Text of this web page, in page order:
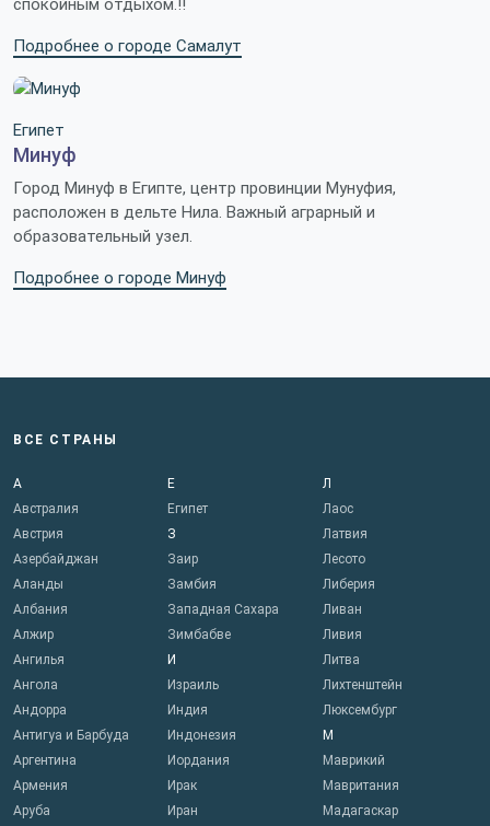
спокойным отдыхом.!!
Подробнее о городе Самалут
Египет
Минуф
Город Минуф в Египте, центр провинции Мунуфия,
расположен в дельте Нила. Важный аграрный и
образовательный узел.
Подробнее о городе Минуф
ВСЕ СТРАНЫ
А
Австралия
Австрия
Азербайджан
Аланды
Албания
Алжир
Ангилья
Ангола
Андорра
Антигуа и Барбуда
Аргентина
Армения
Аруба
Е
Египет
З
Заир
Замбия
Западная Сахара
Зимбабве
И
Израиль
Индия
Индонезия
Иордания
Ирак
Иран
Л
Лаос
Латвия
Лесото
Либерия
Ливан
Ливия
Литва
Лихтенштейн
Люксембург
М
Маврикий
Мавритания
Мадагаскар